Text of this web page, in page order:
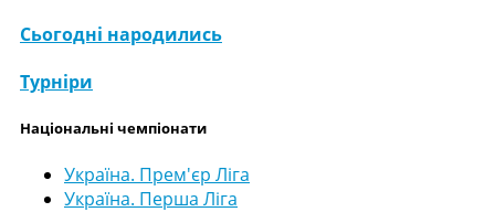
Сьогодні народились
Турніри
Національні чемпіонати
Україна. Прем'єр Ліга
Україна. Перша Ліга